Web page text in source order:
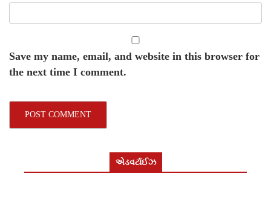
Save my name, email, and website in this browser for
the next time I comment.
એડવર્ટાઈઝ